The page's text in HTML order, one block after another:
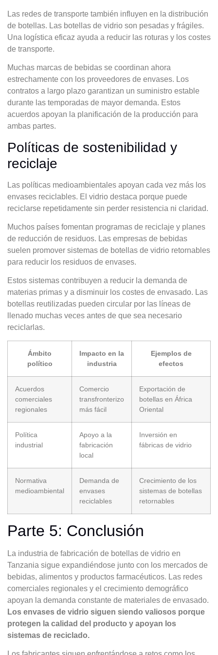
Las redes de transporte también influyen en la distribución
de botellas. Las botellas de vidrio son pesadas y frágiles.
Una logística eficaz ayuda a reducir las roturas y los costes
de transporte.
Muchas marcas de bebidas se coordinan ahora
estrechamente con los proveedores de envases. Los
contratos a largo plazo garantizan un suministro estable
durante las temporadas de mayor demanda. Estos
acuerdos apoyan la planificación de la producción para
ambas partes.
Políticas de sostenibilidad y
reciclaje
Las políticas medioambientales apoyan cada vez más los
envases reciclables. El vidrio destaca porque puede
reciclarse repetidamente sin perder resistencia ni claridad.
Muchos países fomentan programas de reciclaje y planes
de reducción de residuos. Las empresas de bebidas
suelen promover sistemas de botellas de vidrio retornables
para reducir los residuos de envases.
Estos sistemas contribuyen a reducir la demanda de
materias primas y a disminuir los costes de envasado. Las
botellas reutilizadas pueden circular por las líneas de
llenado muchas veces antes de que sea necesario
reciclarlas.
Ámbito
político
Impacto en la
industria
Ejemplos de
efectos
Acuerdos
comerciales
regionales
Comercio
transfronterizo
más fácil
Exportación de
botellas en África
Oriental
Política
industrial
Apoyo a la
fabricación
local
Inversión en
fábricas de vidrio
Normativa
medioambiental
Demanda de
envases
reciclables
Crecimiento de los
sistemas de botellas
retornables
Parte 5: Conclusión
La industria de fabricación de botellas de vidrio en
Tanzania sigue expandiéndose junto con los mercados de
bebidas, alimentos y productos farmacéuticos. Las redes
comerciales regionales y el crecimiento demográfico
apoyan la demanda constante de materiales de envasado.
Los envases de vidrio siguen siendo valiosos porque
protegen la calidad del producto y apoyan los
sistemas de reciclado.